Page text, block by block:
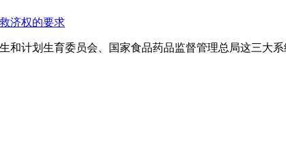
济权的要求
和计划生育委员会、国家食品药品监督管理总局这三大